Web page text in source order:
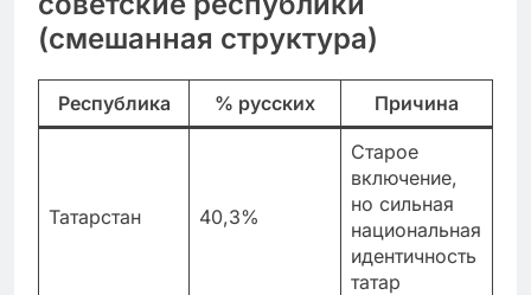
(смешанная структура)
Республика % русских Причина
Татарстан 40,3%
Старое
включение,
но сильная
национальная
идентичность
татар